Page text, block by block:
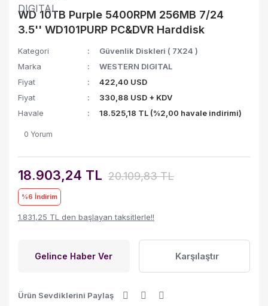
WD 10TB Purple 5400RPM 256MB 7/24
3.5'' WD101PURP PC&DVR Harddisk
Kategori
Güvenlik Diskleri ( 7X24 )
Marka
WESTERN DIGITAL
Fiyat
422,40 USD
Fiyat
330,88 USD + KDV
Havale
18.525,18 TL (%2,00 havale indirimi)
0 Yorum
18.903,24 TL 20.109,83 TL
%6 İndirim
1.831,25 TL den başlayan taksitlerle!!
Gelince Haber Ver Karşılaştır
Ürün Sevdiklerini Paylaş